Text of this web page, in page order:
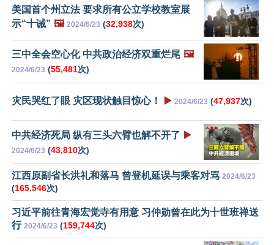
美国首个州立法 要求所有公立学校教室展
示“十诫” 🖼️ 2024/6/23 (32,938次)
三中全会空心化 中共政治经济双重烂尾 🖼️
2024/6/23 (55,481次)
灾民哭红了眼 灾区现状触目惊心！ ▶️ 2024/6/23 (47,937次)
中共经济死局 纵有三头六臂也解不开了 ▶️
2024/6/23 (43,810次)
江西原副省长洪礼和落马 曾登机延误与乘客对骂 2024/6/23
(165,546次)
习近平前往青海宏觉寺有用意 习仲勋曾在此为十世班禅送
行 2024/6/23 (159,744次)